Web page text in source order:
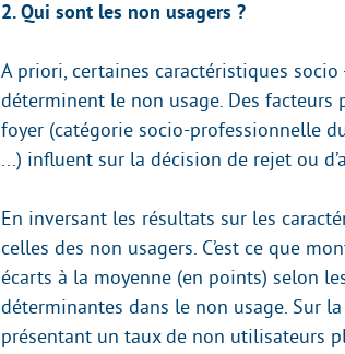
2. Qui sont les non usagers ?
A priori, certaines caractéristiques
déterminent le non usage. Des facteurs
foyer (catégorie socio-professionnelle
...) influent sur la décision de rejet ou
En inversant les résultats sur les
celles des non usagers. C’est ce que
écarts à la moyenne (en points) selon
déterminantes dans le non usage. Sur
présentant un taux de non utilisateurs